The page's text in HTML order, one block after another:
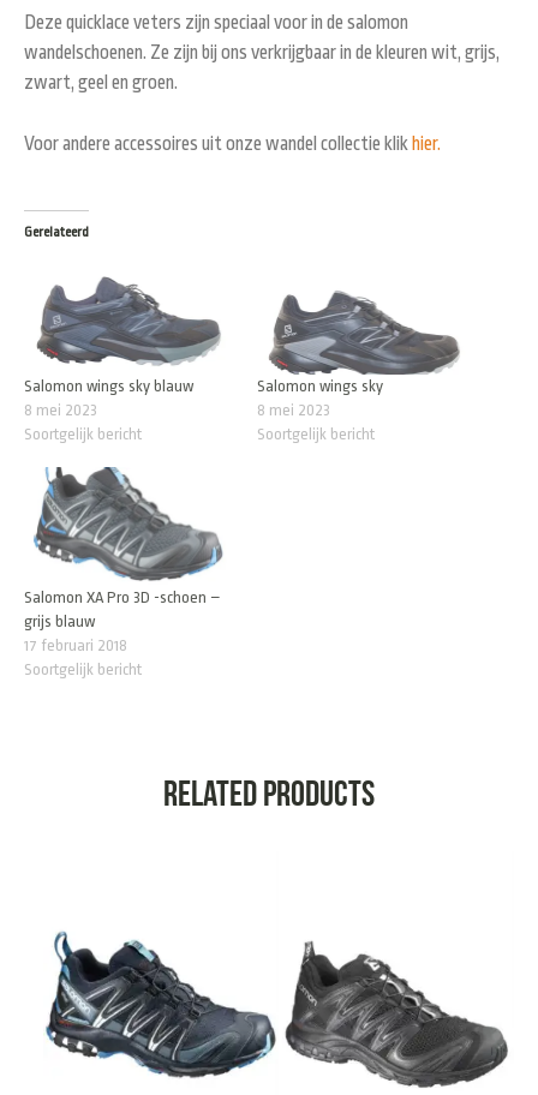
Deze quicklace veters zijn speciaal voor in de salomon
wandelschoenen. Ze zijn bij ons verkrijgbaar in de kleuren wit, grijs,
zwart, geel en groen.
Voor andere accessoires uit onze wandel collectie klik hier.
Gerelateerd
Salomon wings sky blauw
8 mei 2023
Soortgelijk bericht
Salomon wings sky
8 mei 2023
Soortgelijk bericht
Salomon XA Pro 3D -schoen –
grijs blauw
17 februari 2018
Soortgelijk bericht
Related products